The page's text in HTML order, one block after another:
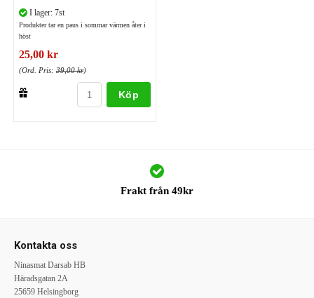
I lager: 7st
Produkter tar en paus i sommar värmen åter i
höst
25,00 kr
(Ord. Pris: 39,00 kr)
Köp
Frakt från 49kr
Kontakta oss
Ninasmat Darsab HB
Häradsgatan 2A
25659 Helsingborg